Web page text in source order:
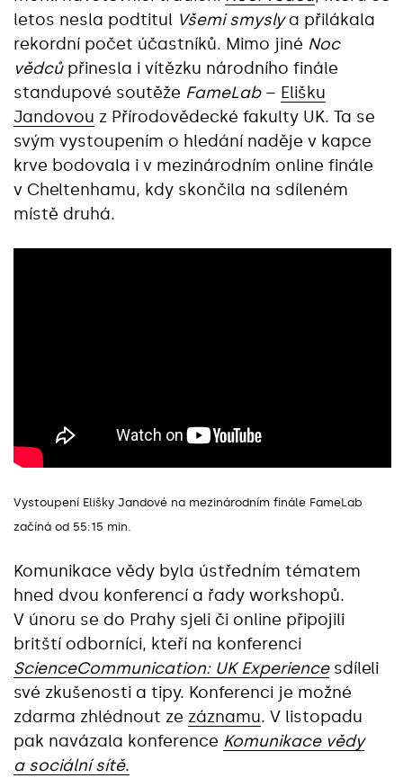
letos nesla podtitul Všemi smyslya přilákala
rekordní počet účastníků. Mimo jiné Noc
vědcůpřinesla i vítězku národního finále
standupové soutěže FameLab– Elišku
Jandovou z Přírodovědecké fakulty UK. Ta se
svým vystoupením o hledání naděje v kapce
krve bodovala i v mezinárodním online finále
v Cheltenhamu, kdy skončila na sdíleném
místě druhá.
Vystoupení Elišky Jandové na mezinárodním finále FameLab
začíná od 55:15 min.
Komunikace vědy byla ústředním tématem
hned dvou konferencí a řady workshopů.
V únoru se do Prahy sjeli či online připojili
britští odborníci, kteří na konferenci
ScienceCommunication: UK Experiencesdíleli
své zkušenosti a tipy. Konferenci je možné
zdarma zhlédnout ze záznamu. V listopadu
pak navázala konference Komunikace vědy
a sociální sítě.